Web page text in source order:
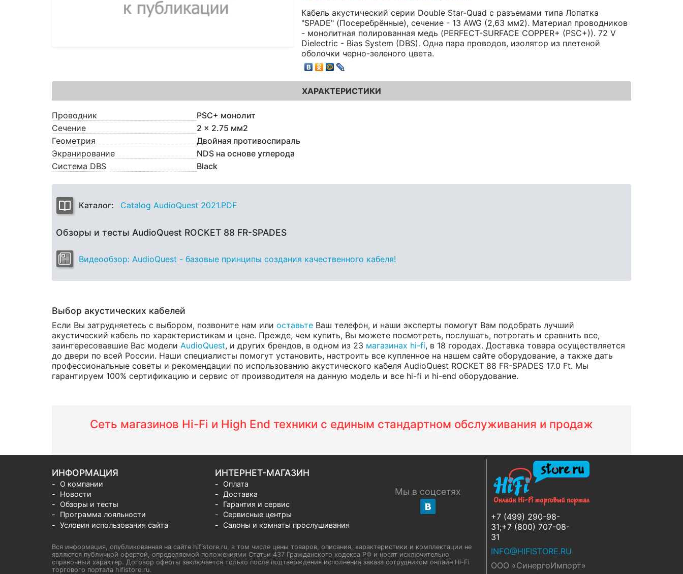
Кабель акустический серии Double Star-Quad с разъемами типа Лопатка
"SPADE" (Посеребрённые), сечение - 13 AWG (2,63 мм2). Материал проводников
- монолитная полированная медь (PERFECT-SURFACE COPPER+ (PSC+)). 72 V
Dielectric - Bias System (DBS). Одна пара проводов, изолятор из плетеной
оболочки черно-зеленого цвета.
ХАРАКТЕРИСТИКИ
Проводник
PSC+ монолит
Сечение
2 x 2.75 мм2
Геометрия
Двойная противоспираль
Экранирование
NDS на основе углерода
Система DBS
Black
Каталог: Catalog AudioQuest 2021.PDF
Обзоры и тесты AudioQuest ROCKET 88 FR-SPADES
Видеообзор: AudioQuest - базовые принципы создания качественного кабеля!
Выбор акустических кабелей
Если Вы затрудняетесь с выбором, позвоните нам или оставьте Ваш телефон, и наши эксперты помогут Вам подобрать лучший
акустический кабель по характеристикам и цене. Прежде, чем купить, Вы можете посмотреть, послушать, потрогать и сравнить все,
заинтересовавшие Вас модели AudioQuest, и других брендов, в одном из 23 магазинах hi-fi, в 18 городах. Доставка товара осуществляется
до двери по всей России. Наши специалисты помогут установить, настроить все купленное на нашем сайте оборудование, а также дать
профессиональные советы и рекомендации по использованию акустического кабеля AudioQuest ROCKET 88 FR-SPADES 17.0 Ft. Мы
гарантируем 100% сертификацию и сервис от производителя на данную модель и все hi-fi и hi-end оборудование.
Сеть магазинов Hi-Fi и High End техники с единым стандартном обслуживания и продаж
+7 (499) 290-98-
31;+7 (800) 707-08-
31
INFO@HIFISTORE.RU
ООО «СинергоИмпорт»
ИНФОРМАЦИЯ
О компании
Новости
Обзоры и тесты
Программа лояльности
Условия использования сайта
ИНТЕРНЕТ-МАГАЗИН
Оплата
Доставка
Гарантия и сервис
Сервисные центры
Салоны и комнаты прослушивания
Мы в соцсетях
Вся информация, опубликованная на сайте hifistore.ru, в том числе цены товаров, описания, характеристики и комплектации не
являются публичной офертой, определяемой положениями Статьи 437 Гражданского кодекса РФ и носят исключительно
справочный характер. Договор оферты заключается только после подтверждения исполнения заказа сотрудником онлайн Hi-Fi
торгового портала hifistore.ru.